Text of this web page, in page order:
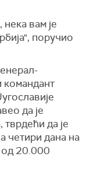
вам је
поручио
командант
да је
да је
четири дана на
од 20.000